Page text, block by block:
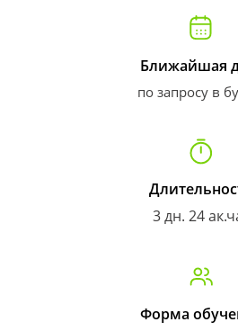
Ближайшая
по запросу в
3 дн. 24
Форма